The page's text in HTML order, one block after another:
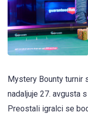
Mystery Bounty turnir
nadaljuje 27. avgusta
Preostali igralci se